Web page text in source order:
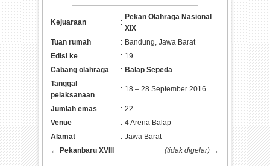
Kejuaraan :
Pekan Olahraga Nasional
XIX
Tuan rumah
: Bandung, Jawa Barat
Edisi ke
: 19
Cabang olahraga
: Balap Sepeda
Tanggal
pelaksanaan
: 18 – 28 September 2016
Jumlah emas : 22
Venue
: 4 Arena Balap
Alamat
: Jawa Barat
← Pekanbaru XVIII (tidak digelar) →